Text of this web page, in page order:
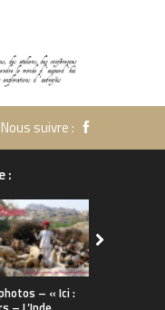
Nous suivre :
:
– « Ici :